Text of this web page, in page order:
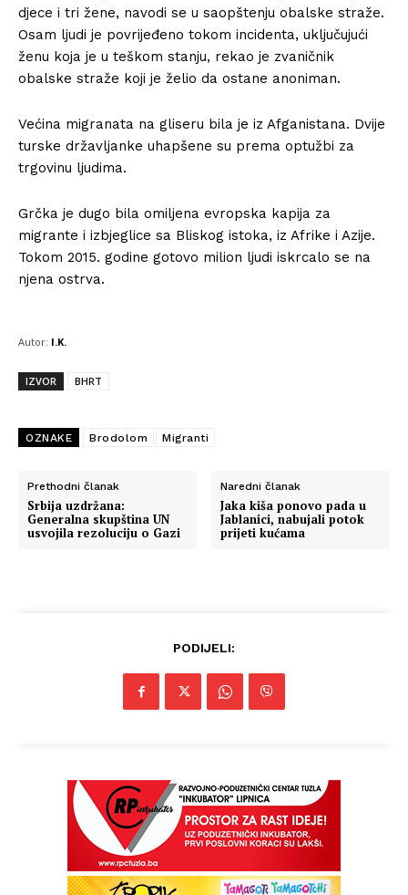
djece i tri žene, navodi se u saopštenju obalske straže.
Osam ljudi je povrijeđeno tokom incidenta, uključujući
ženu koja je u teškom stanju, rekao je zvaničnik
obalske straže koji je želio da ostane anoniman.
Većina migranata na gliseru bila je iz Afganistana. Dvije
turske državljanke uhapšene su prema optužbi za
trgovinu ljudima.
Grčka je dugo bila omiljena evropska kapija za
migrante i izbjeglice sa Bliskog istoka, iz Afrike i Azije.
Tokom 2015. godine gotovo milion ljudi iskrcalo se na
njena ostrva.
Autor: I.K.
IZVOR BHRT
OZNAKE Brodolom Migranti
Prethodni članak
Srbija uzdržana:
Generalna skupština UN
usvojila rezoluciju o Gazi
Naredni članak
Jaka kiša ponovo pada u
Jablanici, nabujali potok
prijeti kućama
PODIJELI: